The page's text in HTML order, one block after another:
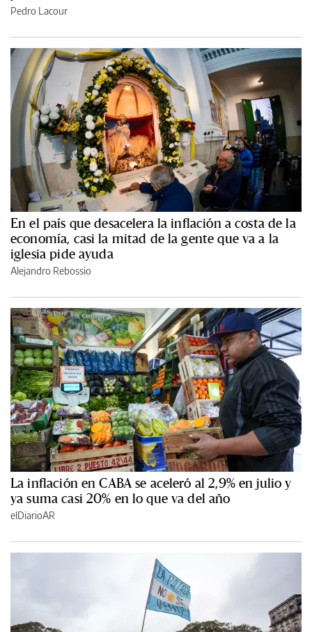
Pedro Lacour
En el país que desacelera la inflación a costa de la
economía, casi la mitad de la gente que va a la
iglesia pide ayuda
Alejandro Rebossio
La inflación en CABA se aceleró al 2,9% en julio y
ya suma casi 20% en lo que va del año
elDiarioAR